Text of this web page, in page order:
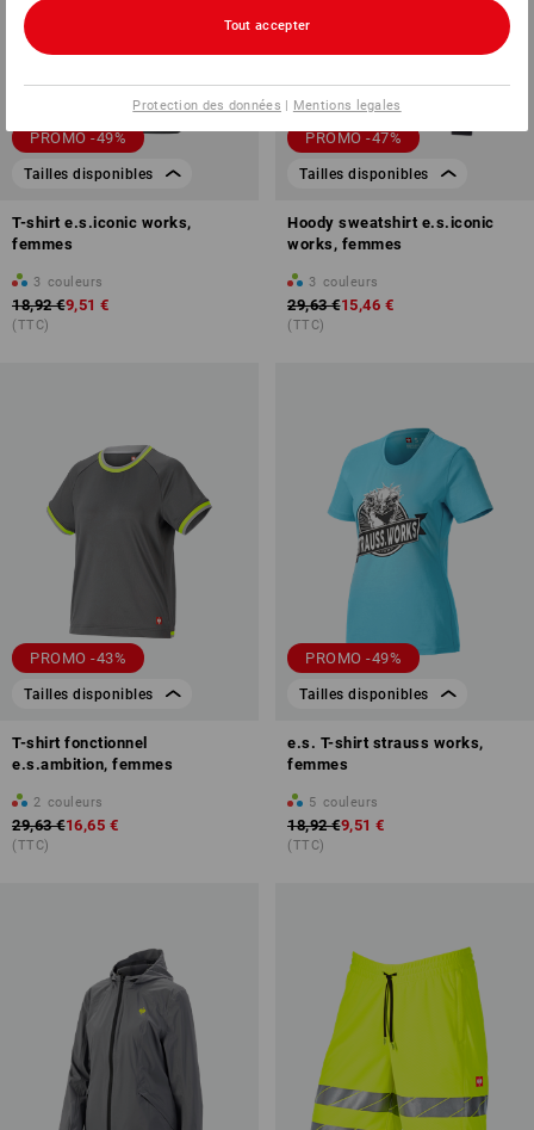
PROMO -49%
Tailles disponibles
T-shirt e.s.iconic works,
femmes
3 couleurs
18,92 €9,51 €
(TTC)
PROMO -47%
Tailles disponibles
Hoody sweatshirt e.s.iconic
works, femmes
3 couleurs
29,63 €15,46 €
(TTC)
PROMO -43%
Tailles disponibles
T-shirt fonctionnel
e.s.ambition, femmes
2 couleurs
29,63 €16,65 €
(TTC)
PROMO -49%
Tailles disponibles
e.s. T-shirt strauss works,
femmes
5 couleurs
18,92 €9,51 €
(TTC)
Tout accepter
Protection des données | Mentions legales